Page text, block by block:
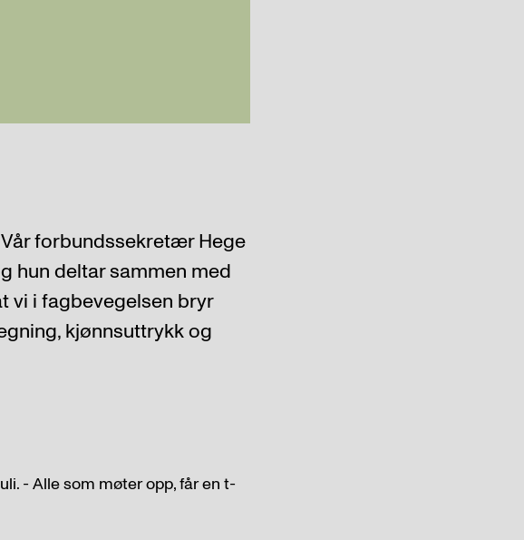
forbundssekretær Hege
hun deltar sammen med
vi i fagbevegelsen bryr
kjønnsuttrykk og
- Alle som møter opp, får en t-